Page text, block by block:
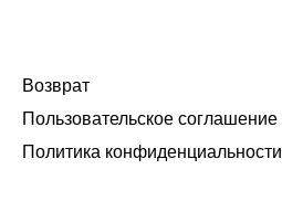
Возврат
Пользовательское соглашение
Политика конфиденциальности